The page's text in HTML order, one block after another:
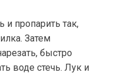
пропарить так,
Затем
быстро
воде стечь. Лук и